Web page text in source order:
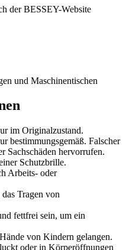
der BESSEY-Website
und Maschinentischen
im Originalzustand.
bestimmungsgemäß. Falscher
Sachschäden hervorrufen.
Schutzbrille.
Arbeits- oder
Tragen von
fettfrei sein, um ein
von Kindern gelangen.
oder in Körperöffnungen